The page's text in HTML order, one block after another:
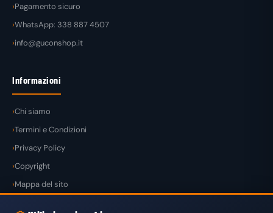
Pagamento sicuro
WhatsApp: 338 887 4507
info@guconshop.it
Informazioni
Chi siamo
Termini e Condizioni
Privacy Policy
Copyright
Mappa del sito